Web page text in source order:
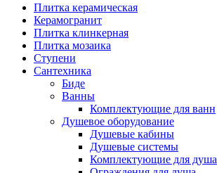
Плитка керамическая
Керамогранит
Плитка клинкерная
Плитка мозаика
Ступени
Сантехника
Биде
Ванны
Комплектующие для ванн
Душевое оборудование
Душевые кабины
Душевые системы
Комплектующие для душа